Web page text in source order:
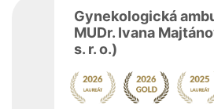
Gynekologická
MUDr. Ivana
s. r. o.)